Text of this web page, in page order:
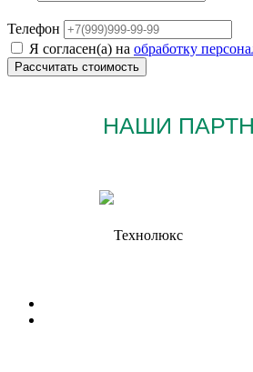
Телефон
Я согласен(а) на обработку
НАШИ